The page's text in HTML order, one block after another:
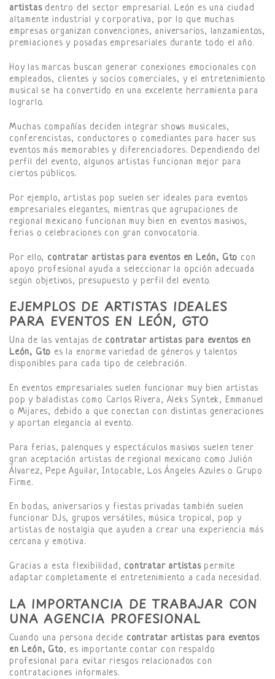
artistasdentro del sector empresarial. León es una ciudad
altamente industrial y corporativa, por lo que muchas
empresas organizan convenciones, aniversarios, lanzamientos,
premiaciones y posadas empresariales durante todo el año.
Hoy las marcas buscan generar conexiones emocionales con
empleados, clientes y socios comerciales, y el entretenimiento
musical se ha convertido en una excelente herramienta para
lograrlo.
Muchas compañías deciden integrar shows musicales,
conferencistas, conductores o comediantes para hacer sus
eventos más memorables y diferenciadores. Dependiendo del
perfil del evento, algunos artistas funcionan mejor para
ciertos públicos.
Por ejemplo, artistas pop suelen ser ideales para eventos
empresariales elegantes, mientras que agrupaciones de
regional mexicano funcionan muy bien en eventos masivos,
ferias o celebraciones con gran convocatoria.
Por ello, contratar artistas para eventos en León, Gto con
apoyo profesional ayuda a seleccionar la opción adecuada
según objetivos, presupuesto y perfil del evento.
EJEMPLOS DE ARTISTAS IDEALES
PARA EVENTOS EN LEÓN, GTO
Una de las ventajas de contratar artistas para eventos en
León, Gto es la enorme variedad de géneros y talentos
disponibles para cada tipo de celebración.
En eventos empresariales suelen funcionar muy bien artistas
pop y baladistas como Carlos Rivera, Aleks Syntek, Emmanuel
o Mijares, debido a que conectan con distintas generaciones
y aportan elegancia al evento.
Para ferias, palenques y espectáculos masivos suelen tener
gran aceptación artistas de regional mexicano como Julión
Álvarez, Pepe Aguilar, Intocable, Los Ángeles Azules o Grupo
Firme.
En bodas, aniversarios y fiestas privadas también suelen
funcionar DJs, grupos versátiles, música tropical, pop y
artistas de nostalgia que ayuden a crear una experiencia más
cercana y emotiva.
Gracias a esta flexibilidad, contratar artistaspermite
adaptar completamente el entretenimiento a cada necesidad.
LA IMPORTANCIA DE TRABAJAR CON
UNA AGENCIA PROFESIONAL
Cuando una persona decide contratar artistas para eventos
en León, Gto, es importante contar con respaldo
profesional para evitar riesgos relacionados con
contrataciones informales.